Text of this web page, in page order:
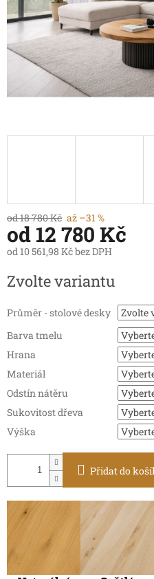
od 18 780 Kč až –31 %
od 12 780 Kč
od 10 561,98 Kčbez DPH
cena:
Zvolte variantu
Průměr - stolové desky
Barva tmelu
Hrana
Materiál
Odstín nátěru
Sukovitost dřeva
Výška
Přidat do